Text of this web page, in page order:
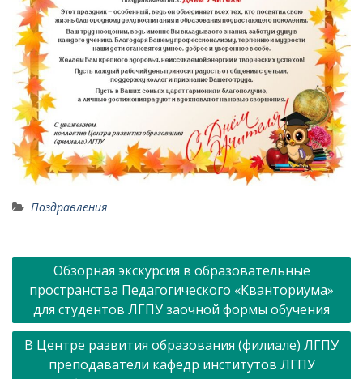
Поздравления
Навигация
записям
Обзорная экскурсия в образовательные
пространства Педагогического «Кванториума»
для студентов ЛГПУ заочной формы обучения
В Центре развития образования (филиале) ЛГПУ
преподаватели кафедр институтов ЛГПУ